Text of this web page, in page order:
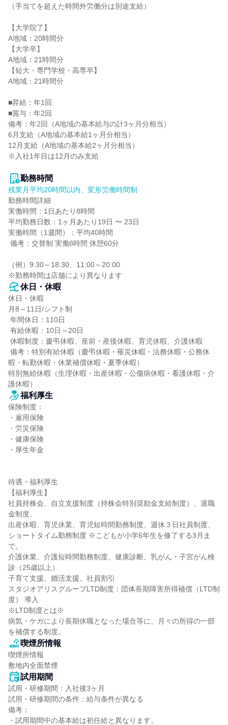
（手当てを超えた時間外労働分は別途支給）
【大学院了】
A地域：20時間分
【大学卒】
A地域：21時間分
【短大・専門学校・高専卒】
A地域：21時間分
■昇給：年1回
■賞与：年2回
備考：年2回（A地域の基本給与の計3ヶ月分相当）
6月支給（A地域の基本給1ヶ月分相当）
12月支給（A地域の基本給2ヶ月分相当）
※入社1年目は12月のみ支給
勤務時間
残業月平均20時間以内、変形労働時間制
勤務時間詳細
実働時間：1日あたり8時間
平均勤務日数：1ヶ月あたり19日 〜 23日
実働時間（1週間）：平均40時間
（例）9:30～18:30、11:00～20:00
※勤務時間は店舗により異なります
休日・休暇
休日・休暇
月8～11日/シフト制
暇・転勤休暇・休業補償休暇・夏季休暇）
特別無給休暇（生理休暇・出産休暇・公傷病休暇・看護休暇・介
護休暇）
福利厚生
保険制度：
・雇用保険
・労災保険
・健康保険
・厚生年金
待遇・福利厚生
【福利厚生】
社員持株会、自立支援制度（持株会特別奨励金支給制度）、退職
金制度、
出産休暇、育児休業、育児短時間勤務制度、週休３日社員制度、
ショートタイム勤務制度 ※こどもが小学6年生を修了する3月ま
で。
介護休業、介護短時間勤務制度、健康診断、乳がん・子宮がん検
診（25歳以上）
子育て支援、婚活支援、社員割引
スタジオアリスグループLTD制度：団体長期障害所得補償（LTD制
度） 導入
※LTD制度とは※
病気・ケガにより長期休職となった場合等に、月々の所得の一部
を補償する制度。
喫煙所情報
喫煙所情報
敷地内全面禁煙
試用期間
試用・研修期間：入社後3ヶ月
試用・研修期間の条件：給与条件が異なる
備考：
・試用期間中の基本給は初任給と異なります。